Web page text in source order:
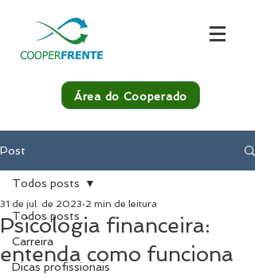
Área do Cooperado
Post
Todos posts
Carreira
Dicas profissionais
Todos posts
Psicologia financeira:
entenda como funciona
31 de jul. de 2023 2 min de leitura